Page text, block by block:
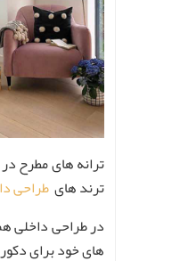
ترانه های مطرح
ترند هایطراحی
در طراحی داخلی
های خود برای